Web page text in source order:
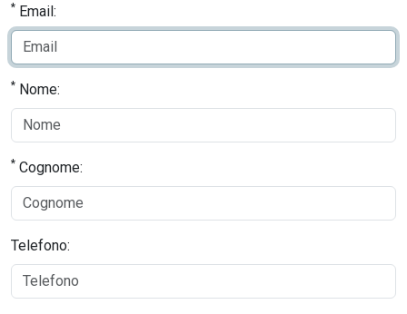
* Email:
* Nome:
* Cognome:
Telefono: